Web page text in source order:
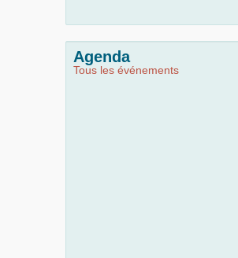
Agenda
Tous les événements